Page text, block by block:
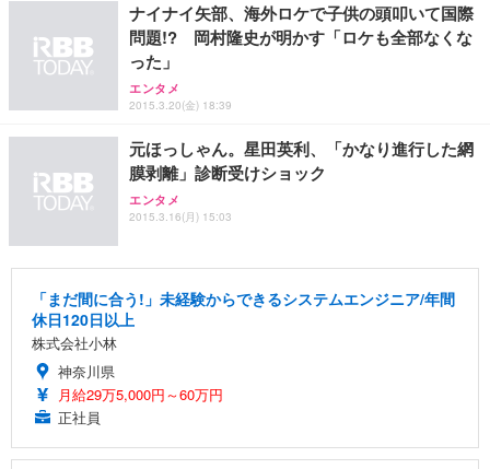
ナイナイ矢部、海外ロケで子供の頭叩いて国際
問題!? 岡村隆史が明かす「ロケも全部なくな
った」
エンタメ
2015.3.20(金) 18:39
元ほっしゃん。星田英利、「かなり進行した網
膜剥離」診断受けショック
エンタメ
2015.3.16(月) 15:03
「まだ間に合う!」未経験からできるシステムエンジニア/年間
休日120日以上
株式会社小林
神奈川県
月給29万5,000円～60万円
正社員